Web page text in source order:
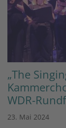
„The
WDR-
23. Mai 2024